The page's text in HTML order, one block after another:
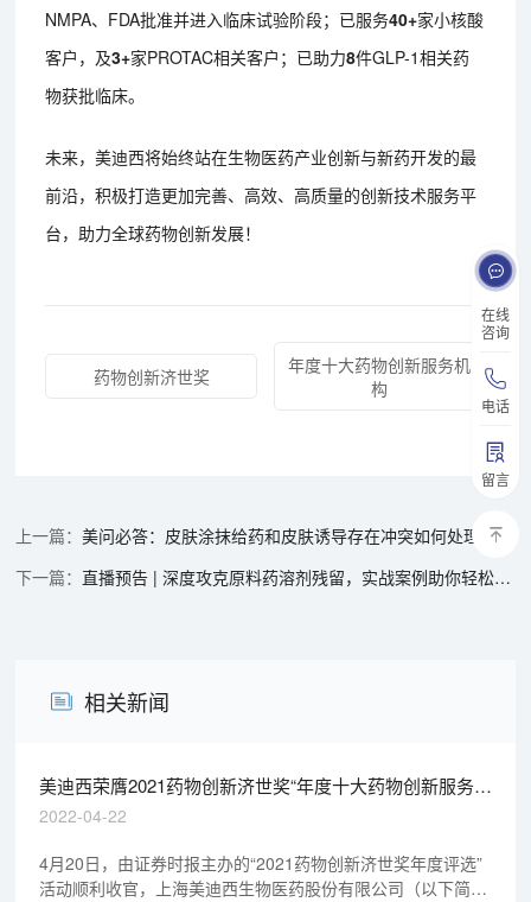
在线
咨询
电话
留言
NMPA、FDA批准并进入临床试验阶段；已服务40+家小核酸
客户，及3+家PROTAC相关客户；已助力8件GLP-1相关药
物获批临床。
未来，美迪西将始终站在生物医药产业创新与新药开发的最
前沿，积极打造更加完善、高效、高质量的创新技术服务平
台，助力全球药物创新发展！
药物创新济世奖
年度十大药物创新服务机
构
美问必答：皮肤涂抹给药和皮肤诱导存在冲突如何处理？
直播预告 | 深度攻克原料药溶剂残留，实战案例助你轻松上手
相关新闻
美迪西荣膺2021药物创新济世奖“年度十大药物创新服务机
构”
2022-04-22
4月20日，由证券时报主办的“2021药物创新济世奖年度评选”
活动顺利收官，上海美迪西生物医药股份有限公司（以下简称